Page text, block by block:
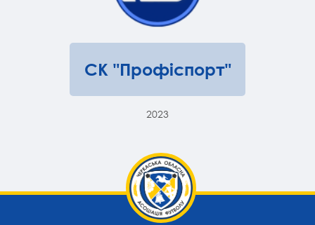
СК "Профіспорт"
2023